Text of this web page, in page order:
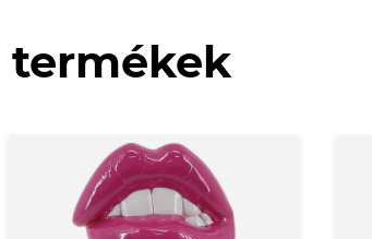
termékek